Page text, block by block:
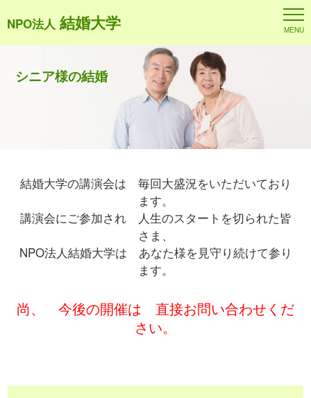
NPO法人 結婚大学 MENU
シニア様の結婚
結婚大学の講演会は 毎回大盛況をいただいており
ます。
講演会にご参加され 人生のスタートを切られた皆
さま、
NPO法人結婚大学は あなた様を見守り続けて参り
ます。
尚、 今後の開催は 直接お問い合わせくだ
さい。